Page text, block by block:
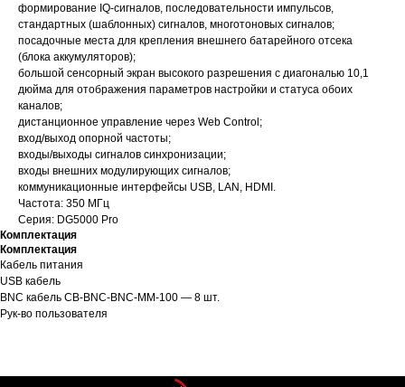
формирование IQ-сигналов, последовательности импульсов,
стандартных (шаблонных) сигналов, многотоновых сигналов;
посадочные места для крепления внешнего батарейного отсека
(блока аккумуляторов);
большой сенсорный экран высокого разрешения с диагональю 10,1
дюйма для отображения параметров настройки и статуса обоих
каналов;
дистанционное управление через Web Control;
вход/выход опорной частоты;
входы/выходы сигналов синхронизации;
входы внешних модулирующих сигналов;
коммуникационные интерфейсы USB, LAN, HDMI.
Частота: 350 МГц
Серия: DG5000 Pro
Комплектация
Комплектация
Кабель питания
USB кабель
BNC кабель CB-BNC-BNC-MM-100 — 8 шт.
Рук-во пользователя